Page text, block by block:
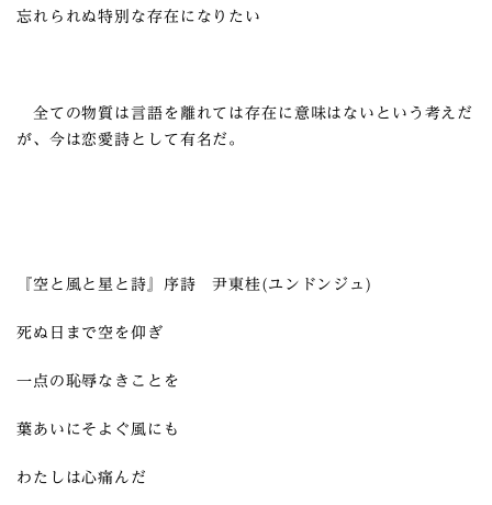
忘れられぬ特別な存在になりたい
全ての物質は言語を離れては存在に意味はないという考えだ
が、今は恋愛詩として有名だ。
『空と風と星と詩』序詩 尹東桂(ユンドンジュ)
死ぬ日まで空を仰ぎ
一点の恥辱なきことを
葉あいにそよぐ風にも
わたしは心痛んだ